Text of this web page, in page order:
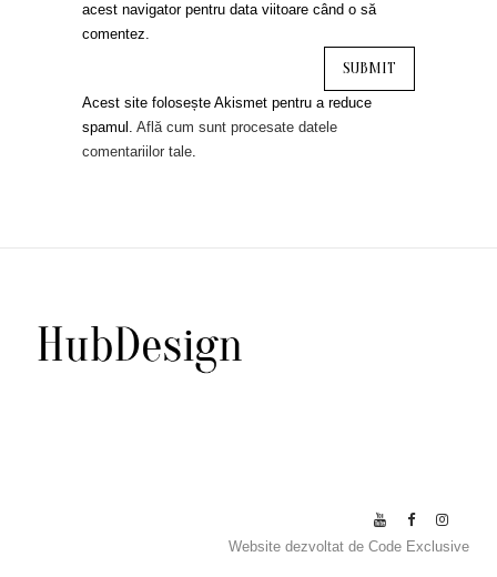
acest navigator pentru data viitoare când o să
comentez.
Acest site folosește Akismet pentru a reduce
spamul. Află cum sunt procesate datele
comentariilor tale.
Website dezvoltat de Code Exclusive